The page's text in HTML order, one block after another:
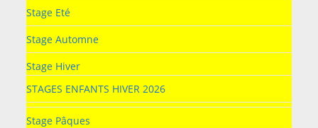
Stage Eté
Stage Automne
Stage Hiver
STAGES ENFANTS HIVER 2026
Stage Pâques